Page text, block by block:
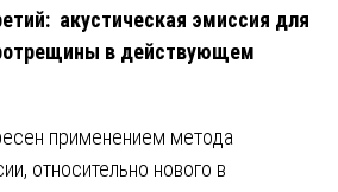
акустическая эмиссия для
в действующем
применением метода
относительно нового в